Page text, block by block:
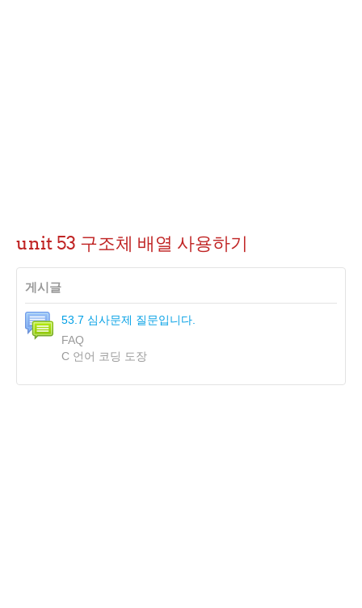
unit 53 구조체 배열 사용하기
게시글
53.7 심사문제 질문입니다.
FAQ
C 언어 코딩 도장